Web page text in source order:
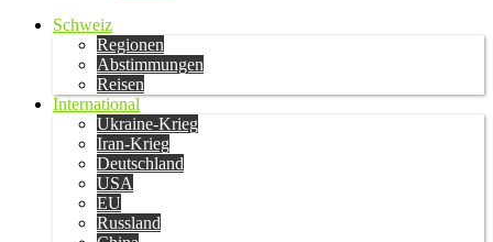
Schweiz
Regionen
Abstimmungen
Reisen
International
Ukraine-Krieg
Iran-Krieg
Deutschland
USA
EU
Russland